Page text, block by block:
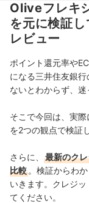
Oliveフレキ
を元に検証
レビュー
ポイント還元率や
になる三井住友銀
ないとわからず、
そこで今回は、実
を2つの観点で検証
さらに、
最新のク
比較 。検証からわ
いきます。クレジ
てください。